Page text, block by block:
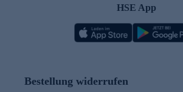
HSE App
Bestellung widerrufen